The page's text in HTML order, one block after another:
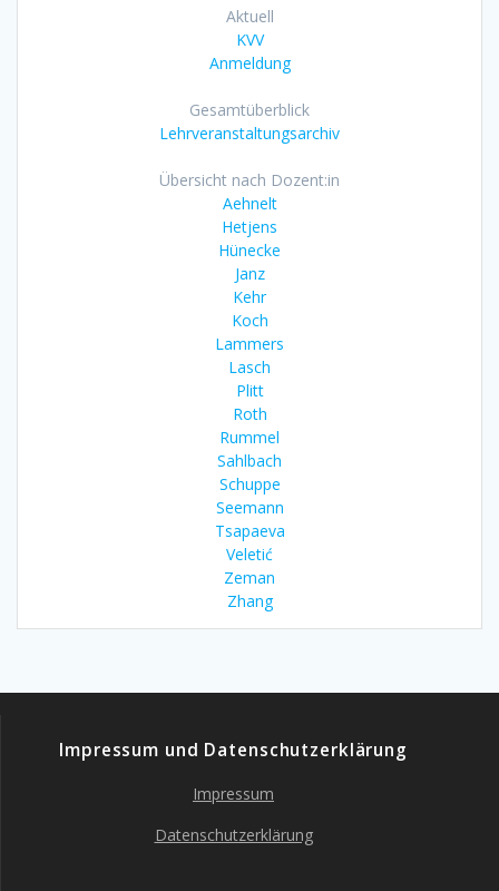
Aktuell
KVV
Anmeldung
Gesamtüberblick
Lehrveranstaltungsarchiv
Übersicht nach Dozent:in
Aehnelt
Hetjens
Hünecke
Janz
Kehr
Koch
Lammers
Lasch
Plitt
Roth
Rummel
Sahlbach
Schuppe
Seemann
Tsapaeva
Veletić
Zeman
Zhang
Impressum und Datenschutzerklärung
Impressum
Datenschutzerklärung